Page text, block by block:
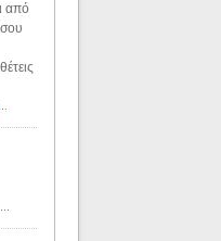
από
Ηλίας Κασιδιάρης ανήκει στη λευκή φυλή... - Λόγιος Ερμής
Ένα βιβλίο που πολεμήθηκε γιατί ξυπνούσε συνειδήσεις... - Λόγιος Ερμής | Η γνώση ξεκινάει με την αναζήτηση...